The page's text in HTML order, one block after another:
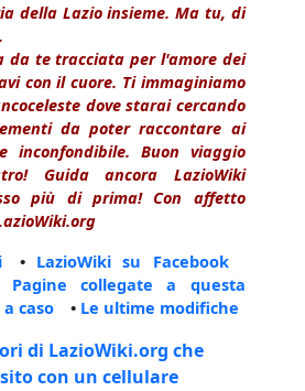
della Lazio insieme. Ma tu, di
da te tracciata per l'amore dei
con il cuore. Ti immaginiamo
dove starai cercando
da poter raccontare ai
Buon viaggio
Guida ancora LazioWiki
più di prima! Con affetto
• LazioWiki su Facebook
Pagine collegate a questa
caso • Le ultime modifiche
di LazioWiki.org che
con un cellulare